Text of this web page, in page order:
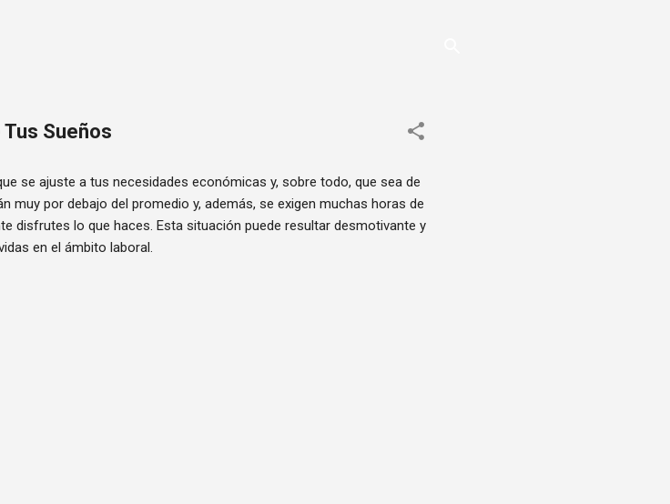
Tus Sueños
se ajuste a tus necesidades económicas y, sobre todo, que sea de
muy por debajo del promedio y, además, se exigen muchas horas de
disfrutes lo que haces. Esta situación puede resultar desmotivante y
en el ámbito laboral.